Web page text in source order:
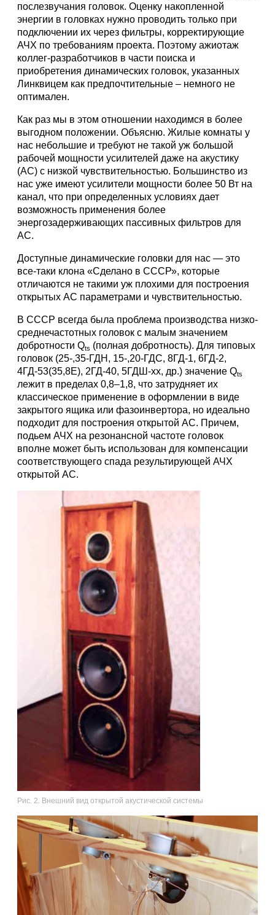
послезвучания головок. Оценку накопленной
энергии в головках нужно проводить только при
подключении их через фильтры, корректирующие
АЧХ по требованиям проекта. Поэтому ажиотаж
коллег-разработчиков в части поиска и
приобретения динамических головок, указанных
Линквицем как предпочтительные – немного не
оптимален.
Как раз мы в этом отношении находимся в более
выгодном положении. Объясню. Жилые комнаты у
нас небольшие и требуют не такой уж большой
рабочей мощности усилителей даже на акустику
(АС) с низкой чувствительностью. Большинство из
нас уже имеют усилители мощности более 50 Вт на
канал, что при определенных условиях дает
возможность применения более
энергозадерживающих пассивных фильтров для
АС.
Доступные динамические головки для нас — это
все-таки клона «Сделано в СССР», которые
отличаются не такими уж плохими для построения
открытых АС параметрами и чувствительностью.
В СССР всегда была проблема производства низко-
среднечастотных головок с малым значением
добротности Qts (полная добротность). Для типовых
головок (25-,35-ГДН, 15-,20-ГДС, 8ГД-1, 6ГД-2,
4ГД-53(35,8Е), 2ГД-40, 5ГДШ-xx, др.) значение Qts
лежит в пределах 0,8–1,8, что затрудняет их
классическое применение в оформлении в виде
закрытого ящика или фазоинвертора, но идеально
подходит для построения открытой АС. Причем,
подьем АЧХ на резонансной частоте головок
вполне может быть использован для компенсации
соответствующего спада результирующей АЧХ
открытой АС.
Рис. 2. Внешний вид открытой акустической системы